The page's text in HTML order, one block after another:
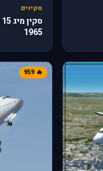
סקינים
1965
🔥 959